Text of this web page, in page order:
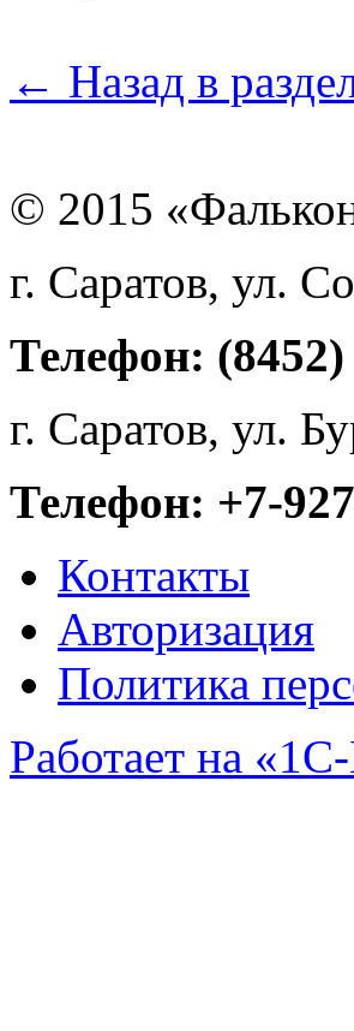
← Назад в
© 2015
г. Саратов, ул.
Телефон: (8452)
г. Саратов, ул.
Телефон: +7-
Контакты
Авторизация
Политика
Работает на